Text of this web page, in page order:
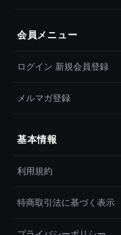
会員メニュー
ログイン 新規会員登録
メルマガ登録
基本情報
利用規約
特商取引法に基づく表示